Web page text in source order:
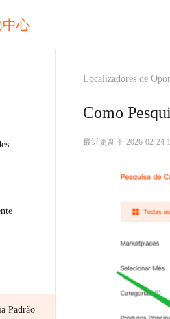
心
Padrão
Localizadores de
Como
最近更新于 2026-02-24